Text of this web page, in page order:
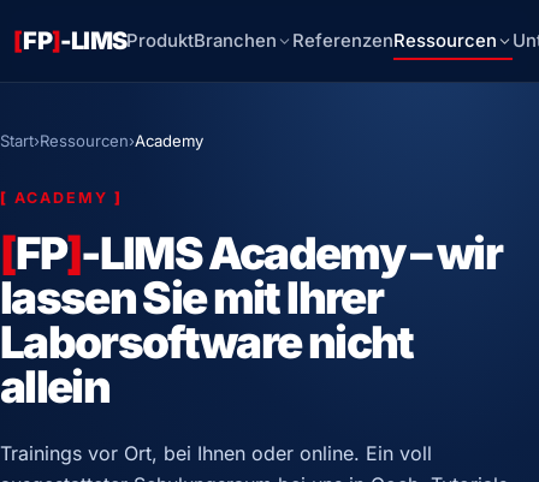
[FP]-LIMSProduktBranchen ReferenzenRessourcen
Start›Ressourcen›Academy
[ ACADEMY ]
[FP]-LIMS Academy – wir
lassen Sie mit Ihrer
Laborsoftware nicht
allein
Trainings vor Ort, bei Ihnen oder online. Ein voll